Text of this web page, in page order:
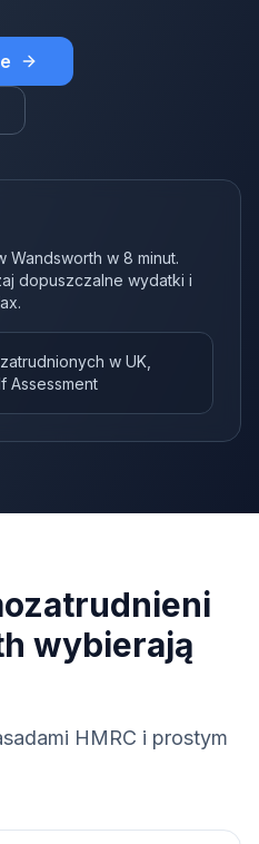
Wandsworth w 8 minut.
dopuszczalne wydatki i
w UK,
Assessment
wybierają
HMRC i prostym